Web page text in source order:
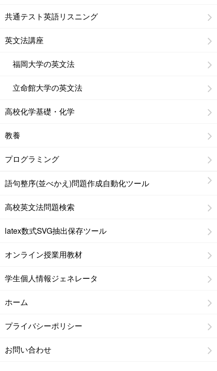
共通テスト英語リスニング
英文法講座
福岡大学の英文法
立命館大学の英文法
高校化学基礎・化学
教養
プログラミング
語句整序(並べかえ)問題作成自動化ツール
高校英文法問題検索
latex数式SVG抽出保存ツール
オンライン授業用教材
学生個人情報ジェネレータ
ホーム
プライバシーポリシー
お問い合わせ